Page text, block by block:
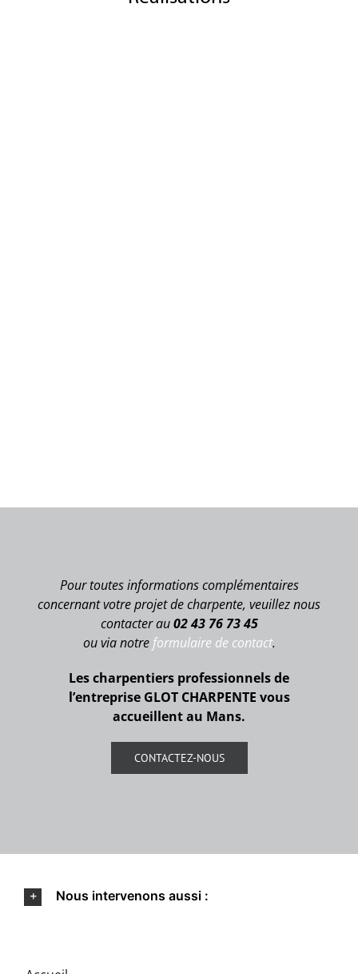
Pour toutes informations complémentaires
concernant votre projet de charpente, veuillez nous
contacter au02 43 76 73 45
ou via notre formulaire de contact.
Les charpentiers professionnels de
l’entreprise GLOT CHARPENTE vous
accueillent au Mans.
CONTACTEZ-NOUS
Nous intervenons aussi :